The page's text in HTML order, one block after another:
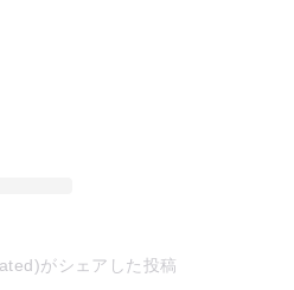
がシェアした投稿